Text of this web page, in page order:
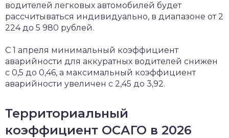
водителей легковых автомобилей будет
рассчитываться индивидуально, в диапазоне от 2
224 до 5 980 рублей.
С 1 апреля минимальный коэффициент
аварийности для аккуратных водителей снижен
с 0,5 до 0,46, а максимальный коэффициент
аварийности увеличен с 2,45 до 3,92.
Территориальный
коэффициент ОСАГО в 2026